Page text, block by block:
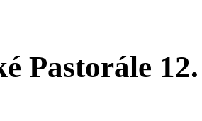
Pastorále